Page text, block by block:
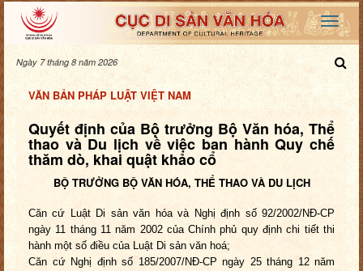
Ngày 7 tháng 8 năm 2026
VĂN BẢN PHÁP LUẬT VIỆT NAM
Quyết định của Bộ trưởng Bộ Văn hóa, Thể
thao và Du lịch về việc ban hành Quy chế
thăm dò, khai quật khảo cổ
BỘ TRƯỞNG BỘ VĂN HÓA, THỂ THAO VÀ DU LỊCH
Căn cứ Luật Di sản văn hóa và Nghị định số 92/2002/NĐ-CP
ngày 11 tháng 11 năm 2002 của Chính phủ quy định chi tiết thi
hành một số điều của Luật Di sản văn hoá;
Căn cứ Nghị định số 185/2007/NĐ-CP ngày 25 tháng 12 năm